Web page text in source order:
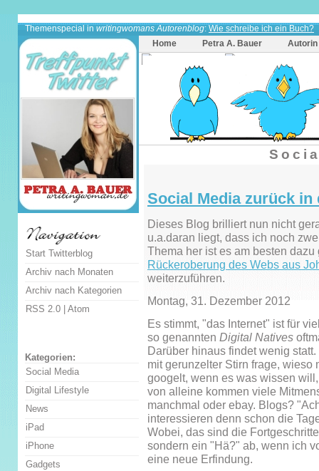
Themenspecial in writingwomans Autorenblog: Wie schreibe ich ein Buch?
Home
Petra A. Bauer Autorin
Social Media zurück in
Dieses Blog brilliert nun nicht
u.a.daran liegt, dass ich noch
Thema her ist es am besten
Rückeroberung des Webs aus
weiterzuführen.
Montag, 31. Dezember 2012
Es stimmt, "das Internet" ist für
so genannten Digital Natives
Darüber hinaus findet wenig
mit gerunzelter Stirn frage, wieso
googelt, wenn es was wissen
von alleine kommen viele
manchmal oder ebay. Blogs?
interessieren denn schon die
Wobei, das sind die
sondern ein "Hä?" ab, wenn ich
eine neue Erfindung.
Start Twitterblog
Archiv nach Monaten
Archiv nach Kategorien
RSS 2.0 | Atom
Kategorien:
Social Media
Digital Lifestyle
News
iPad
iPhone
Gadgets